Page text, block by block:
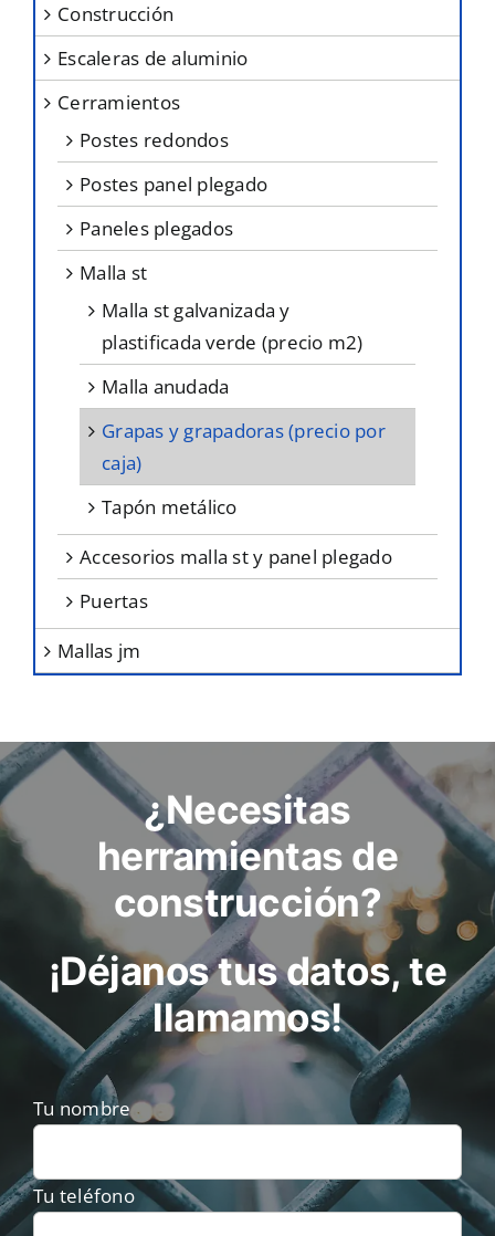
construcción
escaleras de aluminio
cerramientos
postes redondos
postes panel plegado
paneles plegados
malla st
malla st galvanizada y
plastificada verde (precio m2)
malla anudada
grapas y grapadoras (precio por
caja)
tapón metálico
accesorios malla st y panel plegado
puertas
mallas jm
¿Necesitas
herramientas de
construcción?
¡Déjanos tus datos, te
llamamos!
Tu nombre
Tu teléfono